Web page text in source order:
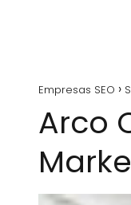
Empresas SEO
Arco